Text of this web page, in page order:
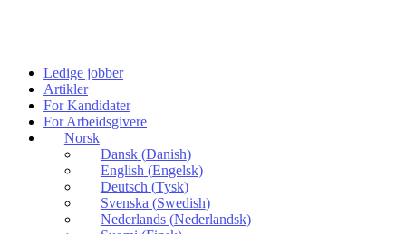
Ledige jobber
Artikler
For Kandidater
For Arbeidsgivere
Norsk
Dansk(Danish)
English (Engelsk)
Deutsch (Tysk)
Svenska (Swedish)
Nederlands(Nederlandsk)